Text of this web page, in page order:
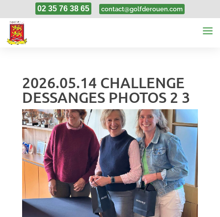
02 35 76 38 65 contact@golfderouen.com
2026.05.14 CHALLENGE
DESSANGES PHOTOS 2 3
15, Mai, 2026